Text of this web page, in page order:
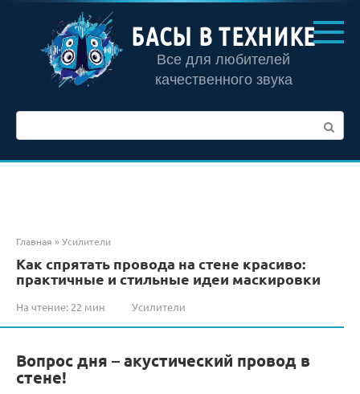
контенту
БАСЫ В ТЕХНИКЕ
Все для любителей
качественного звука
Главная »Усилители
Как спрятать провода на стене красиво:
практичные и стильные идеи маскировки
На чтение: 22 мин Усилители
Вопрос дня – акустический провод в
стене!